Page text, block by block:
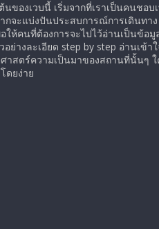
นของเวบนี้ เริ่มจากที่เราเป็นคนชอบ
กจะแบ่งปันประสบการณ์การเดินทาง
อให้คนที่ต้องการจะไปไว้อ่านเป็นข้อมู
อย่างละเอียด step by step อ่านเข้า
าสตร์ความเป็นมาของสถานที่นั้นๆ
ดยง่าย